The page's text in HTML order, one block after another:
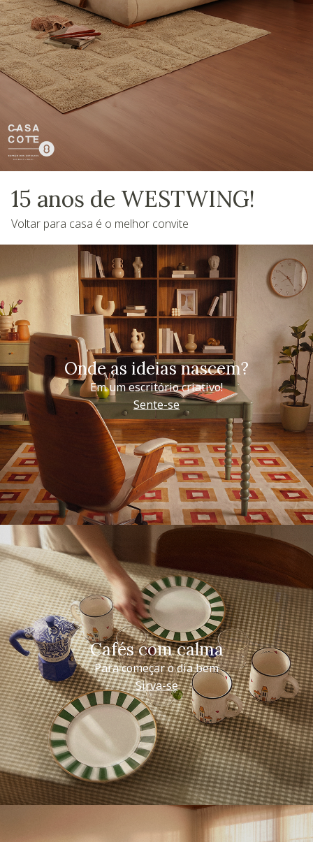
15 anos de WESTWING!
Voltar para casa é o melhor convite
Onde as ideias nascem?
Em um escritório criativo!
Sente-se
Cafés com calma
Para começar o dia bem
Sirva-se